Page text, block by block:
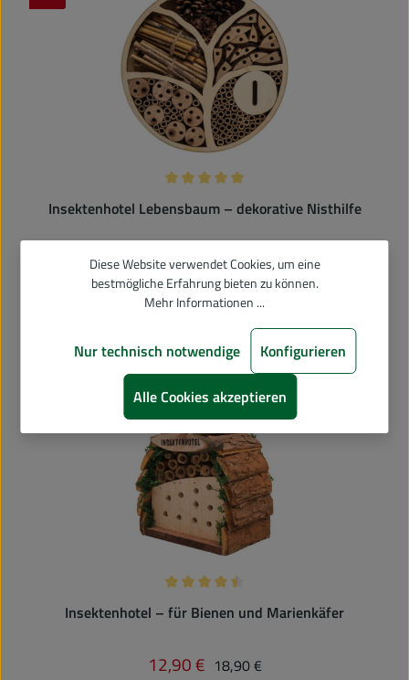
Rabatt
Durchschnittliche Bewertung von 5
Insektenhotel Lebensbaum – dekorative Nisthilfe
Verkaufspreis:
14,90 € Regulärer Preis:
19,99 €
In den Warenkorb
Durchschnittliche Bewertung von 4.5
Insektenhotel – für Bienen und Marienkäfer
Verkaufspreis:
12,90 € Regulärer Preis:
18,90 €
Diese Website verwendet Cookies, um eine
bestmögliche Erfahrung bieten zu können.
Mehr Informationen ...
Nur technisch notwendige Konfigurieren
Alle Cookies akzeptieren